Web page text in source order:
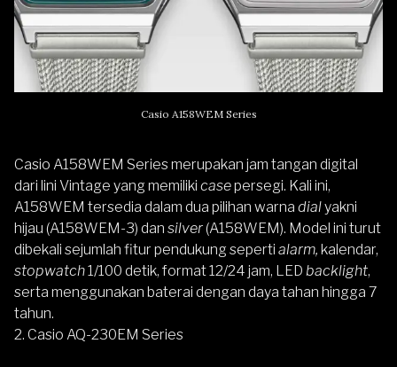
Casio A158WEM Series
Casio A158WEM Series merupakan jam tangan digital
dari lini Vintage yang memiliki casepersegi. Kali ini,
A158WEM tersedia dalam dua pilihan warna dialyakni
hijau (A158WEM-3) dan silver(A158WEM). Model ini turut
dibekali sejumlah fitur pendukung seperti alarm, kalendar,
stopwatch1/100 detik, format 12/24 jam, LED backlight,
serta menggunakan baterai dengan daya tahan hingga 7
tahun.
2. Casio AQ-230EM Series